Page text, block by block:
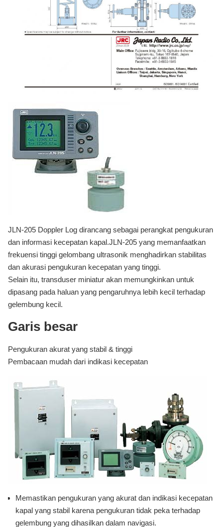
JLN-205 Doppler Log dirancang sebagai perangkat pengukuran
dan informasi kecepatan kapal.JLN-205 yang memanfaatkan
frekuensi tinggi gelombang ultrasonik menghadirkan stabilitas
dan akurasi pengukuran kecepatan yang tinggi.
Selain itu, transduser miniatur akan memungkinkan untuk
dipasang pada haluan yang pengaruhnya lebih kecil terhadap
gelembung kecil.
Garis besar
Pengukuran akurat yang stabil & tinggi
Pembacaan mudah dari indikasi kecepatan
Memastikan pengukuran yang akurat dan indikasi kecepatan
kapal yang stabil karena pengukuran tidak peka terhadap
gelembung yang dihasilkan dalam navigasi.